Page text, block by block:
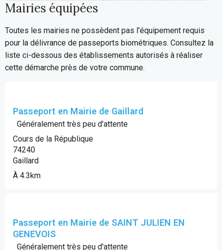
Mairies équipées
Toutes les mairies ne possèdent pas l'équipement requis
pour la délivrance de passeports biométriques. Consultez la
liste ci-dessous des établissements autorisés à réaliser
cette démarche près de votre commune.
Passeport en Mairie de Gaillard
Généralement très peu d'attente
Cours de la République
74240
Gaillard
À 4.3km
Passeport en Mairie de SAINT JULIEN EN
GENEVOIS
Généralement très peu d'attente